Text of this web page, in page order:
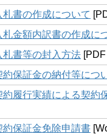
札書の作成について
札金額内訳書の作成に
札書等の封入方法
約保証金の納付等につ
約履行実績による契約
約保証金免除申請書